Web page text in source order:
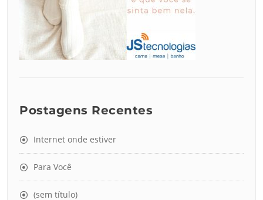
Postagens Recentes
Internet onde estiver
Para Você
(sem título)